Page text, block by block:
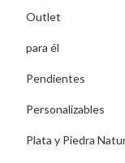
Outlet
para él
Pendientes
Personalizables
Plata y Piedra